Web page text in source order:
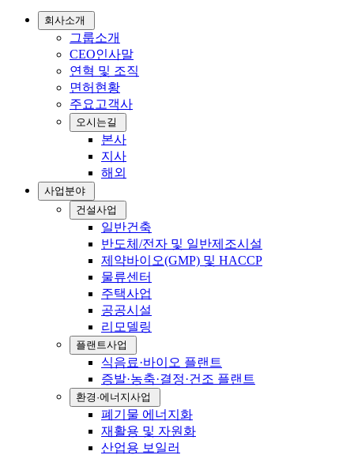
회사소개
그룹소개
CEO인사말
연혁 및 조직
면허현황
주요고객사
오시는길
본사
지사
해외
사업분야
건설사업
일반건축
반도체/전자 및 일반제조시설
제약바이오(GMP) 및 HACCP
물류센터
주택사업
공공시설
리모델링
플랜트사업
식음료·바이오 플랜트
증발·농축·결정·건조 플랜트
환경·에너지사업
폐기물 에너지화
재활용 및 자원화
산업용 보일러